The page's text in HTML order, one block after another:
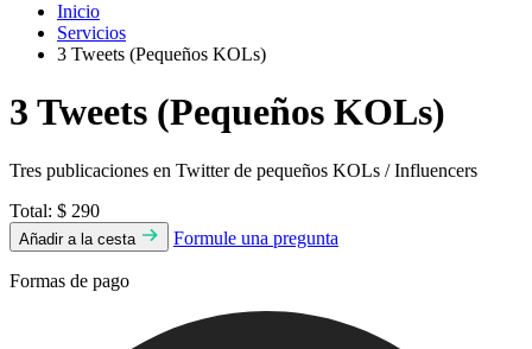
Inicio
Servicios
3 Tweets (Pequeños KOLs)
3 Tweets (Pequeños KOLs)
Tres publicaciones en Twitter de pequeños KOLs / Influencers
Total: $ 290
Añadir a la cesta Formule una pregunta
Formas de pago